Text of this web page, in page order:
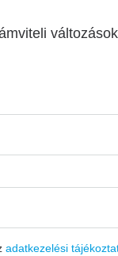
adatkezelési